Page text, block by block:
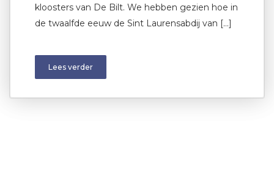
kloosters van De Bilt. We hebben gezien hoe in
de twaalfde eeuw de Sint Laurensabdij van […]
Lees verder